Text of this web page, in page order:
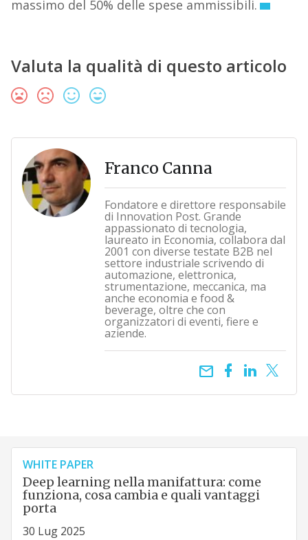
massimo del 50% delle spese ammissibili.
Valuta la qualità di questo articolo
Franco Canna
Fondatore e direttore responsabile
di Innovation Post. Grande
appassionato di tecnologia,
laureato in Economia, collabora dal
2001 con diverse testate B2B nel
settore industriale scrivendo di
automazione, elettronica,
strumentazione, meccanica, ma
anche economia e food &
beverage, oltre che con
organizzatori di eventi, fiere e
aziende.
email
WHITE PAPER
Deep learning nella manifattura: come
funziona, cosa cambia e quali vantaggi
porta
30 Lug 2025